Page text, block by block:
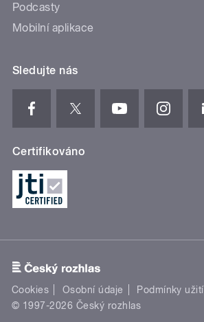
Podcasty
Mobilní aplikace
Sledujte nás
Certifikováno
Cookies Osobní údaje Podmínky užití
© 1997-2026 Český rozhlas